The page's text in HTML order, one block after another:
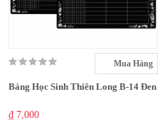
Mua Hàng
Bảng Học Sinh Thiên Long B-14 Đen
₫ 7,000